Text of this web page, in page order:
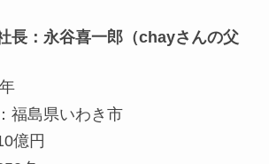
長：永谷喜一郎（chayさんの父
福島県いわき市
億円